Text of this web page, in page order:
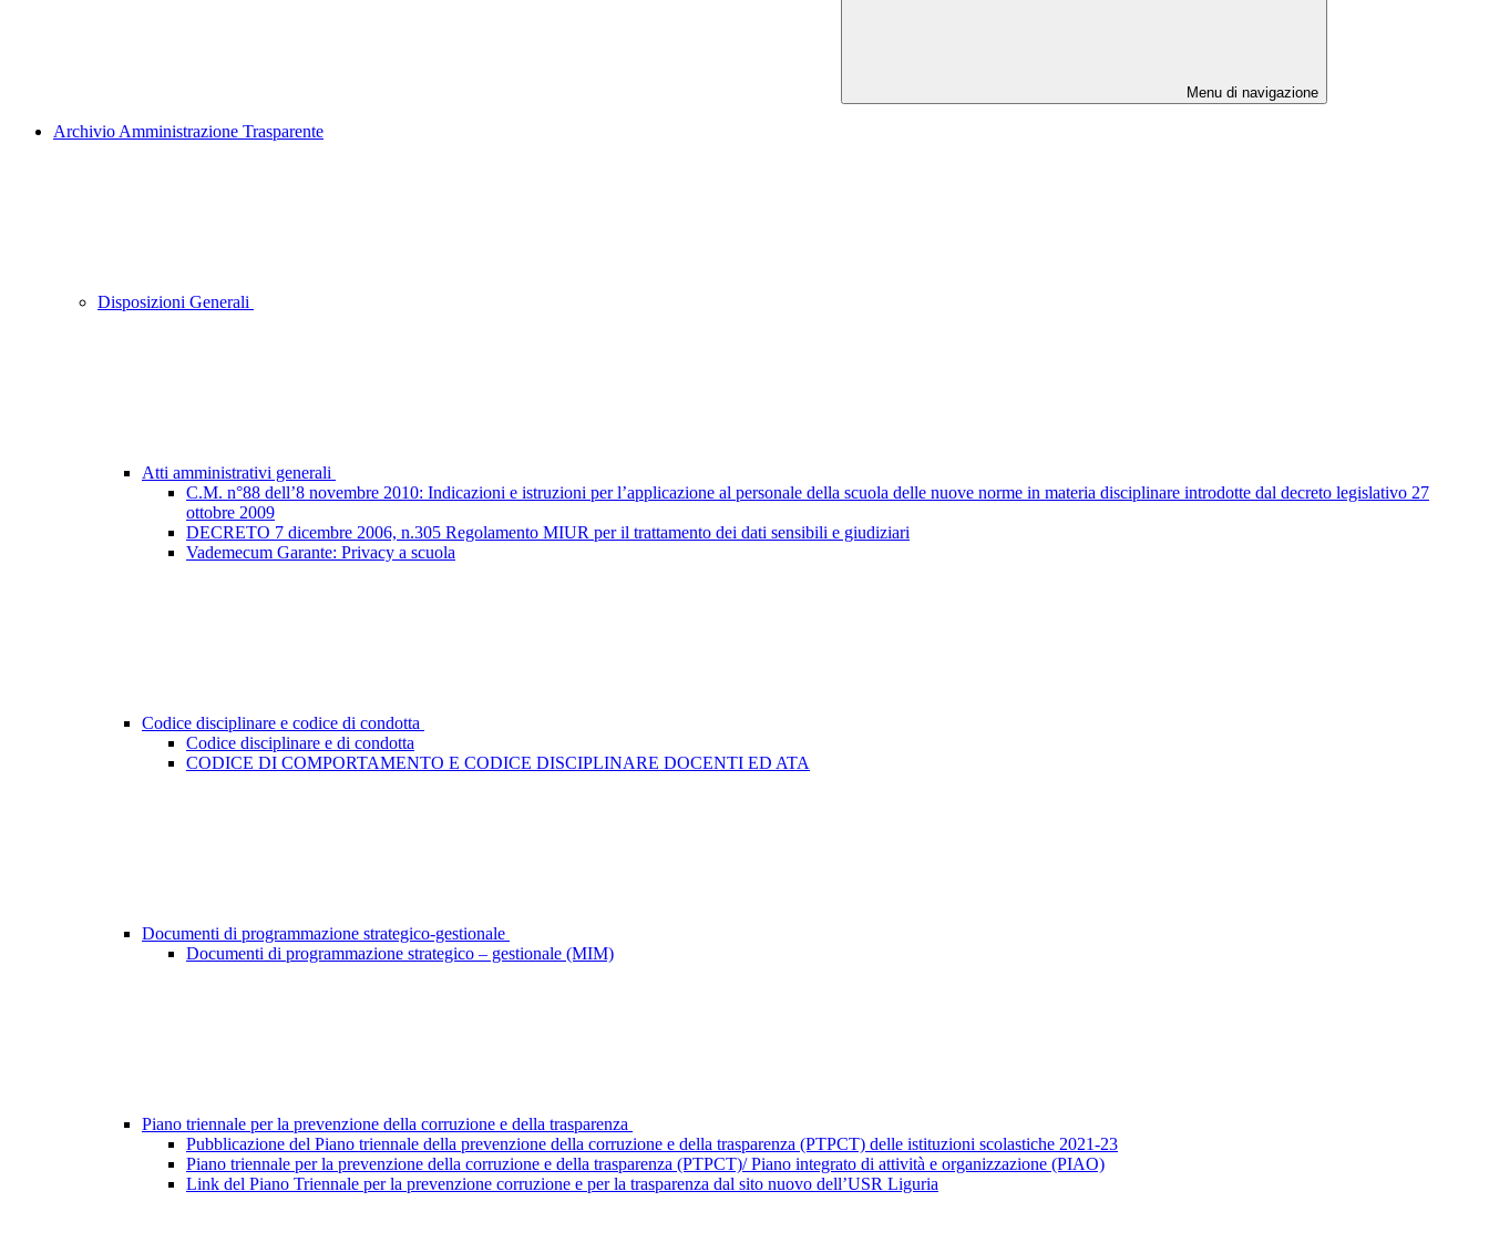
Menu di navigazione
Archivio Amministrazione Trasparente
Disposizioni Generali
Atti amministrativi generali
C.M. n°88 dell’8 novembre 2010: Indicazioni e istruzioni per l’applicazione al personale della scuola delle nuove norme in materia disciplinare introdotte dal decreto legislativo 27
ottobre 2009
DECRETO 7 dicembre 2006, n.305 Regolamento MIUR per il trattamento dei dati sensibili e giudiziari
Vademecum Garante: Privacy a scuola
Codice disciplinare e codice di condotta
Codice disciplinare e di condotta
CODICE DI COMPORTAMENTO E CODICE DISCIPLINARE DOCENTI ED ATA
Documenti di programmazione strategico-gestionale
Documenti di programmazione strategico – gestionale (MIM)
Piano triennale per la prevenzione della corruzione e della trasparenza
Pubblicazione del Piano triennale della prevenzione della corruzione e della trasparenza (PTPCT) delle istituzioni scolastiche 2021-23
Piano triennale per la prevenzione della corruzione e della trasparenza (PTPCT)/ Piano integrato di attività e organizzazione (PIAO)
Link del Piano Triennale per la prevenzione corruzione e per la trasparenza dal sito nuovo dell’USR Liguria